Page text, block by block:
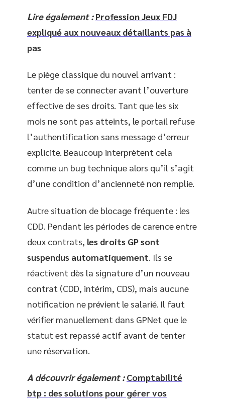
Lire également : Profession Jeux FDJ
expliqué aux nouveaux détaillants pas à
pas
Le piège classique du nouvel arrivant :
tenter de se connecter avant l’ouverture
effective de ses droits. Tant que les six
mois ne sont pas atteints, le portail refuse
l’authentification sans message d’erreur
explicite. Beaucoup interprètent cela
comme un bug technique alors qu’il s’agit
d’une condition d’ancienneté non remplie.
Autre situation de blocage fréquente : les
CDD. Pendant les périodes de carence entre
deux contrats, les droits GP sont
suspendus automatiquement . Ils se
réactivent dès la signature d’un nouveau
contrat (CDD, intérim, CDS), mais aucune
notification ne prévient le salarié. Il faut
vérifier manuellement dans GPNet que le
statut est repassé actif avant de tenter
une réservation.
A découvrir également : Comptabilité
btp : des solutions pour gérer vos